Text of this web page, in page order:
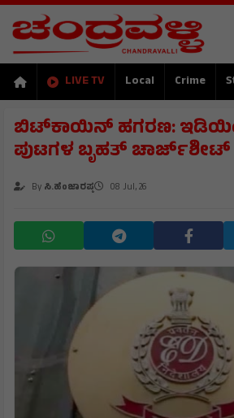
LIVE TV Local Crime
ಬಿಟ್‌ಕಾಯಿನ್ ಹಗರಣ:
ಪುಟಗಳ ಬೃಹತ್ ಚಾರ್ಜ್‌ಶೀಟ್
By ಸಿ.ಹೆಂಜಾರಪ್ಪ 08 Jul, 26